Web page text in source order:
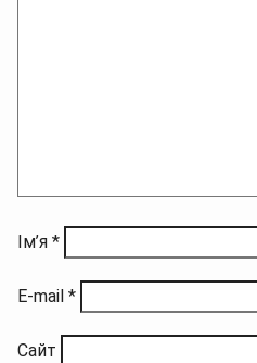
Ім’я *
E-mail *
Сайт